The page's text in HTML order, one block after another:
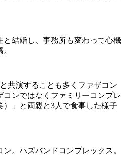
と結婚し、事務所も変わって心機
共演することも多くファザコン
コンではなくファミリーコンプレ
）」と両親と3人で食事した様子
。ハズバンドコンプレックス。